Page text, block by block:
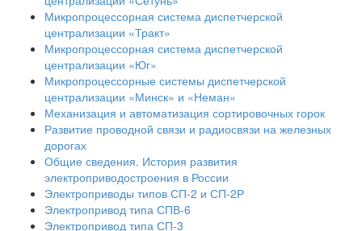
Микропроцессорная система диспетчерской
централизации «Тракт»
Микропроцессорная система диспетчерской
централизации «Юг»
Микропроцессорные системы диспетчерской
централизации «Минск» и «Неман»
Механизация и автоматизация сортировочных горок
Развитие проводной связи и радиосвязи на железных
дорогах
Общие сведения. История развития
электроприводостроения в России
Электроприводы типов СП-2 и СП-2Р
Электропривод типа СПВ-6
Электропривод типа СП-3